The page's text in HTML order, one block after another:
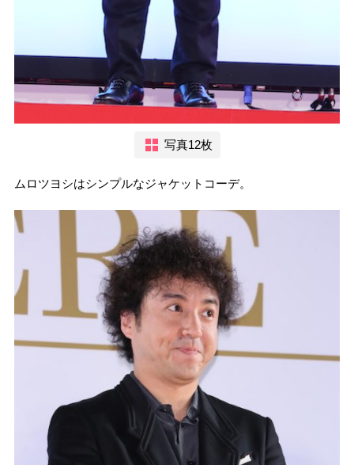
写真12枚
ムロツヨシはシンプルなジャケットコーデ。